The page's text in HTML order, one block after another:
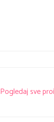
Pogledaj sve